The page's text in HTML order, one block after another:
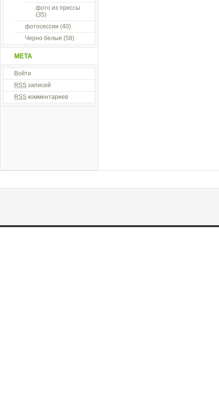
фото из прессы
(35)
фотосессии (40)
Черно белые (58)
МЕТА
Войти
RSS записей
RSS комментариев